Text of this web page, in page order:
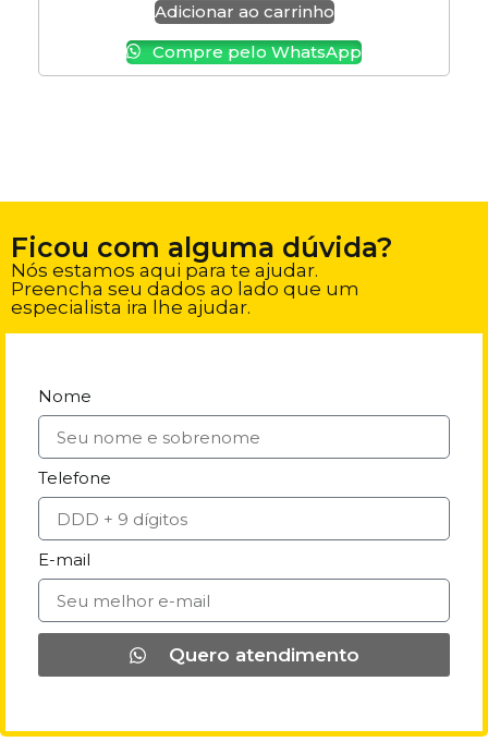
Adicionar ao carrinho
Compre pelo WhatsApp
Ficou com alguma dúvida?
Nós estamos aqui para te ajudar.
Preencha seu dados ao lado que um
especialista ira lhe ajudar.
Nome
Telefone
E-mail
Quero atendimento